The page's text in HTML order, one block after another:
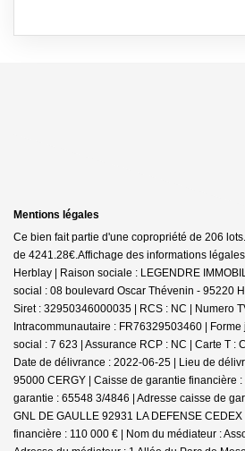
Mentions légales
Ce bien fait partie d'une copropriété de 206
de 4241.28€.Affichage des informations
Herblay | Raison sociale : LEGENDRE
social : 08 boulevard Oscar Thévenin - 95220
Siret : 32950346000035 | RCS : NC | Numero
Intracommunautaire : FR76329503460 |
social : 7 623 | Assurance RCP : NC | Carte T :
Date de délivrance : 2022-06-25 | Lieu de
95000 CERGY | Caisse de garantie financière :
garantie : 65548 3/4846 | Adresse caisse de
GNL DE GAULLE 92931 LA DEFENSE
financière : 110 000 € | Nom du médiateur :